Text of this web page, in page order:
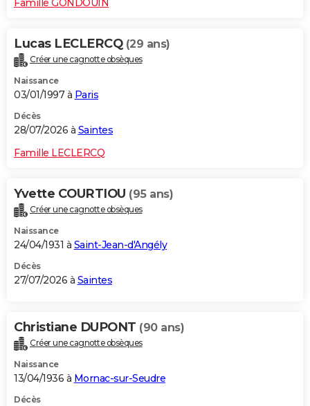
Famille GONDOUIN
Lucas LECLERCQ (29 ans)
Créer une cagnotte obsèques
Naissance
03/01/1997 à Paris
Décès
28/07/2026 à Saintes
Famille LECLERCQ
Yvette COURTIOU (95 ans)
Créer une cagnotte obsèques
Naissance
24/04/1931 à Saint-Jean-d'Angély
Décès
27/07/2026 à Saintes
Christiane DUPONT (90 ans)
Créer une cagnotte obsèques
Naissance
13/04/1936 à Mornac-sur-Seudre
Décès